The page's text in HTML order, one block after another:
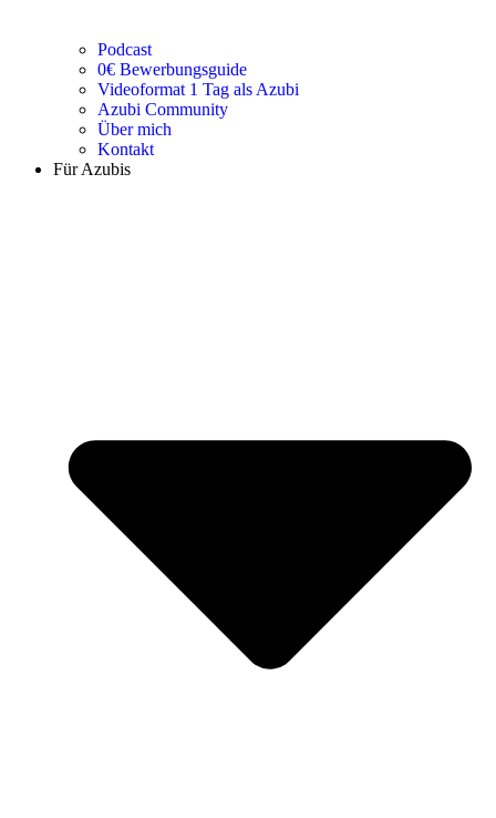
Podcast
0€ Bewerbungsguide
Videoformat 1 Tag als Azubi
Azubi Community
Über mich
Kontakt
Für Azubis